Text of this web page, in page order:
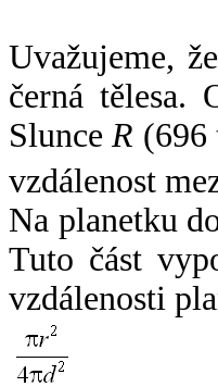
Uvažujeme,
černá tělesa.
SlunceR
vzdálenost
Na planetku
Tuto část
vzdálenosti